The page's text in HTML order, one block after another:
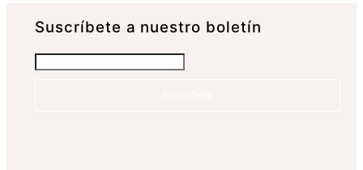
Suscrí­bete a nuestro boletín